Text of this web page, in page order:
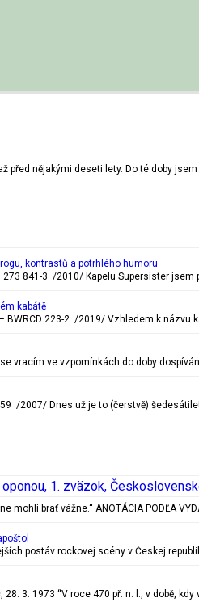
před nějakými deseti lety. Do té doby
kontrastů a potrhlého humoru
273 841-3 /2010/ Kapelu Supersister
kabátě
BWRCD 223-2 /2019/ Vzhledem k názvu
vracím ve vzpomínkách do doby
/2007/ Dnes už je to (čerstvě)
mohli brať vážne.“ ANOTÁCIA PODĽA
postáv rockovej scény v Českej
28. 3. 1973 “V roce 470 př. n. l., v době,